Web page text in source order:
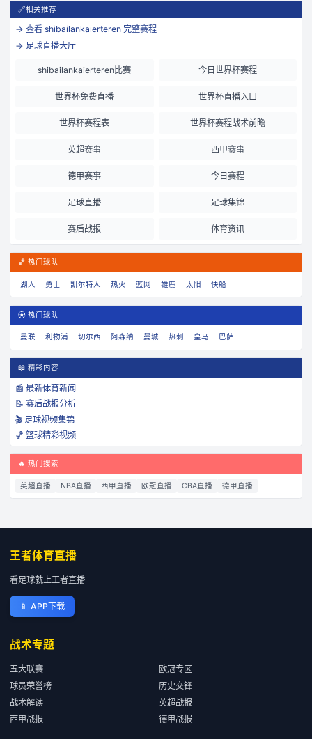
🔗相关推荐
→ 查看 shibailankaierteren 完整赛程
→ 足球直播大厅
shibailankaierteren比赛 今日世界杯赛程
世界杯免费直播 世界杯直播入口
世界杯赛程表 世界杯赛程战术前瞻
英超赛事 西甲赛事
德甲赛事 今日赛程
足球直播 足球集锦
赛后战报 体育资讯
🏀 热门球队
湖人 勇士 凯尔特人 热火 篮网 雄鹿 太阳 快船
⚽ 热门球队
曼联 利物浦 切尔西 阿森纳 曼城 热刺 皇马 巴萨
📖 精彩内容
📰 最新体育新闻
📝 赛后战报分析
🎬 足球视频集锦
🏀 篮球精彩视频
🔥 热门搜索
英超直播 NBA直播 西甲直播 欧冠直播 CBA直播 德甲直播
王者体育直播
看足球就上王者直播
📱 APP下载
战术专题
五大联赛
欧冠专区
球员荣誉榜
历史交锋
战术解读
英超战报
西甲战报
德甲战报